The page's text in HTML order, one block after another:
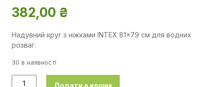
382,00 ₴
Надувний круг з ніжками INTEX 81×79 см для водних
розваг.
30 в наявності